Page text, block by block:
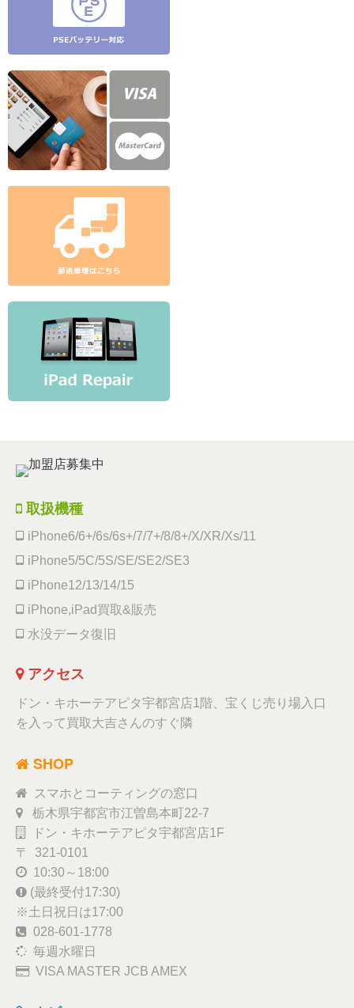
取扱機種
iPhone6/6+/6s/6s+/7/7+/8/8+/X/XR/Xs/11
iPhone5/5C/5S/SE/SE2/SE3
iPhone12/13/14/15
iPhone,iPad買取&販売
水没データ復旧
アクセス
ドン・キホーテアピタ宇都宮店1階、宝くじ売り場入口
を入って買取大吉さんのすぐ隣
SHOP
スマホとコーティングの窓口
栃木県宇都宮市江曽島本町22-7
ドン・キホーテアピタ宇都宮店1F
〒 321-0101
10:30～18:00
(最終受付17:30)
※土日祝日は17:00
028-601-1778
毎週水曜日
VISA MASTER JCB AMEX